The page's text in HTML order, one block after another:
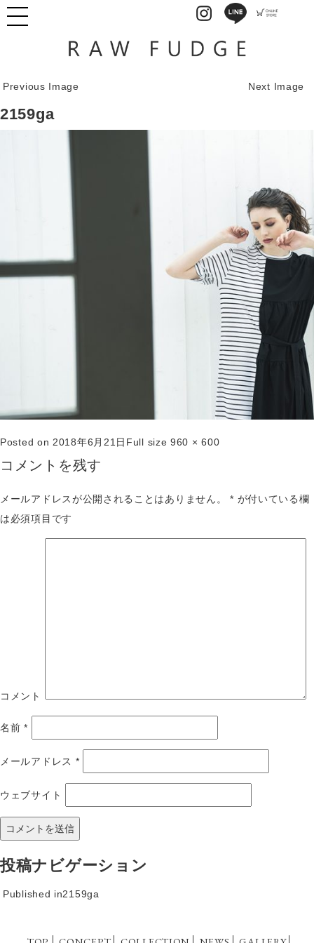
Previous Image Next Image
2159ga
Posted on 2018年6月21日 Full size960 × 600
コメントを残す
メールアドレスが公開されることはありません。 * が付いている欄
は必須項目です
コメント
名前*
メールアドレス *
ウェブサイト
投稿ナビゲーション
Published in2159ga